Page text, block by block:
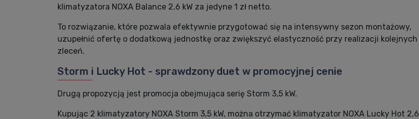
klimatyzatora NOXA Balance 2,6 kW za jedyne 1 zł netto.
To rozwiązanie, które pozwala efektywnie przygotować się na intensywny sezon montażowy,
uzupełnić ofertę o dodatkową jednostkę oraz zwiększyć elastyczność przy realizacji kolejnych
zleceń.
Storm i Lucky Hot - sprawdzony duet w promocyjnej cenie
Drugą propozycją jest promocja obejmująca serię Storm 3,5 kW.
Kupując 2 klimatyzatory NOXA Storm 3,5 kW, można otrzymać klimatyzator NOXA Lucky Hot 2,6